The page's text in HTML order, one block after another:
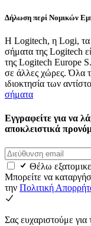
Δήλωση περί Νομικών
Η Logitech, η Logi, τα
σήματα της Logitech
της Logitech Europe
σε άλλες χώρες. Όλα
ιδιοκτησία των
σήματα
Εγγραφείτε για να
αποκλειστικά
Θέλω
Μπορείτε να
την Πολιτική
Σας ευχαριστούμε